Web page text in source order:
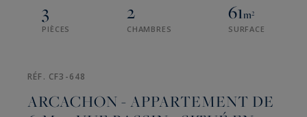
3
PIÈCES
2
CHAMBRES
61m²
SURFACE
RÉF. CF3-648
ARCACHON - APPARTEMENT DE